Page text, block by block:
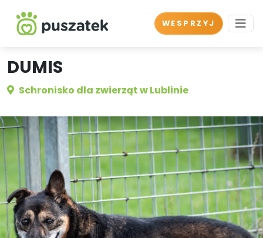
WESPRZYJ
DUMIS
Schronisko dla zwierząt w Lublinie